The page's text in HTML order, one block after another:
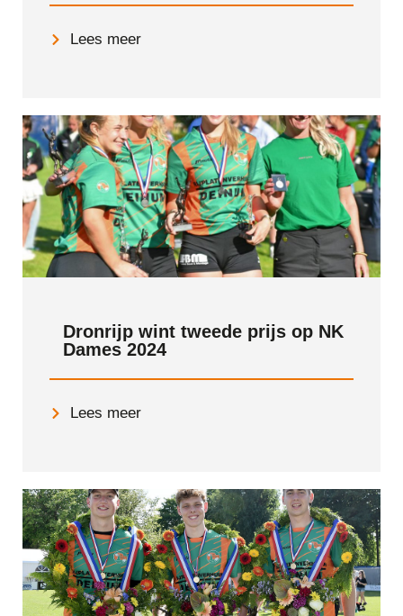
Lees meer
Dronrijp wint tweede prijs op NK
Dames 2024
Lees meer